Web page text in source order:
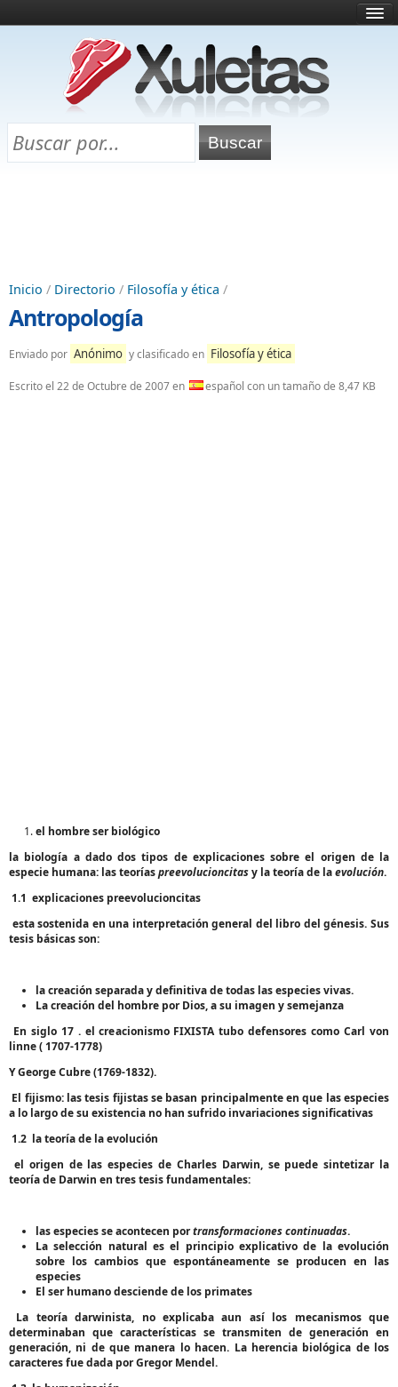
¿Qué es esto?
Directorio
Chuletas para exámenes
Inicio / Directorio / Filosofía y ética /
Antropología
Enviado por Anónimo y clasificado en Filosofía y ética
Escrito el 22 de Octubre de 2007en español con un tamaño de 8,47 KB
el hombre ser biológico
la biología a dado dos tipos de explicaciones sobre el origen de la
especie humana: las teoríaspreevolucioncitasy la teoría de laevolución.
1.1 explicaciones preevolucioncitas
esta sostenida en una interpretación general del libro del génesis. Sus
tesis básicas son:
la creación separada y definitiva de todas las especies vivas.
La creación del hombre por Dios, a su imagen y semejanza
En siglo 17 . el creacionismo FIXISTA tubo defensores como Carl von
linne ( 1707-1778)
Y George Cubre (1769-1832).
El fijismo: las tesis fijistas se basan principalmente en que las especies
a lo largo de su existencia no han sufrido invariaciones significativas
1.2 la teoría de la evolución
el origen de las especies de Charles Darwin, se puede sintetizar la
teoría de Darwin en tres tesis fundamentales:
las especies se acontecen portransformaciones continuadas.
La selección natural es el principio explicativo de la evolución
sobre los cambios que espontáneamente se producen en las
especies
El ser humano desciende de los primates
La teoría darwinista, no explicaba aun así los mecanismos que
determinaban que características se transmiten de generación en
generación, ni de que manera lo hacen. La herencia biológica de los
caracteres fue dada por Gregor Mendel.